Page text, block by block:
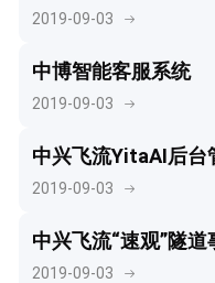
2019-09-03
中博智能客服系统
2019-09-03
中兴飞流YitaAI后台
2019-09-03
中兴飞流“速观”隧
2019-09-03